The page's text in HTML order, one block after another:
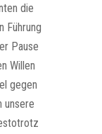
die
Führung
Pause
Willen
gegen
unsere